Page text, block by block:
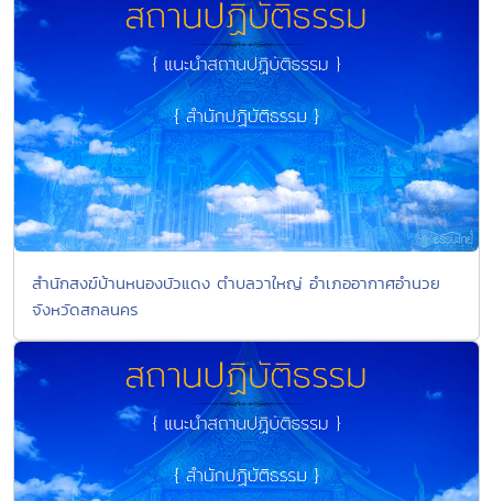
สำนักสงฆ์บ้านหนองบัวแดง ตำบลวาใหญ่ อำเภออากาศอำนวย
จังหวัดสกลนคร